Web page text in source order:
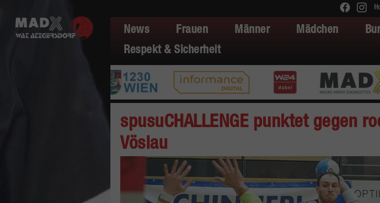
News Frauen Männer Mädchen
Respekt & Sicherheit
spusuCHALLENGE punktet gegen
Vöslau